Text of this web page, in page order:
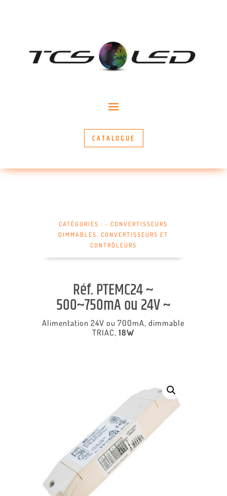
CATALOGUE
CATÉGORIES :~ CONVERTISSEURS
DIMMABLES,CONVERTISSEURS ET
CONTRÔLEURS
Réf. PTEMC24 ~
500~750mA ou 24V ~
Alimentation 24V ou 700mA, dimmable
TRIAC,18W